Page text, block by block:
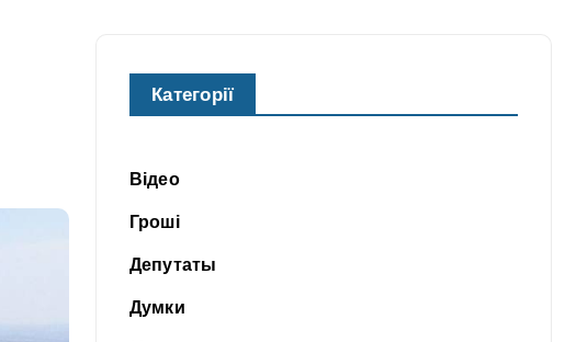
Категорії
Відео
Гроші
Депутаты
Думки